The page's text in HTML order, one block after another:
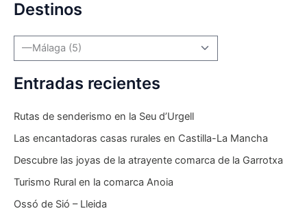
Destinos
Entradas recientes
Rutas de senderismo en la Seu d’Urgell
Las encantadoras casas rurales en Castilla-La Mancha
Descubre las joyas de la atrayente comarca de la Garrotxa
Turismo Rural en la comarca Anoia
Ossó de Sió – Lleida